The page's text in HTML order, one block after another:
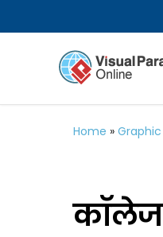
Home »
कॉलेज